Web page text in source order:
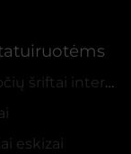
Tatuiruočių šriftai internetu
eskizai